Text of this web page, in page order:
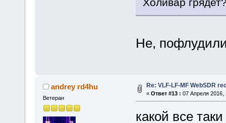
Не,
andrey rd4hu
Ветеран
Re: VLF-LF-MF WebSDR
« Ответ #13 : 07 Апреля 2016,
какой все